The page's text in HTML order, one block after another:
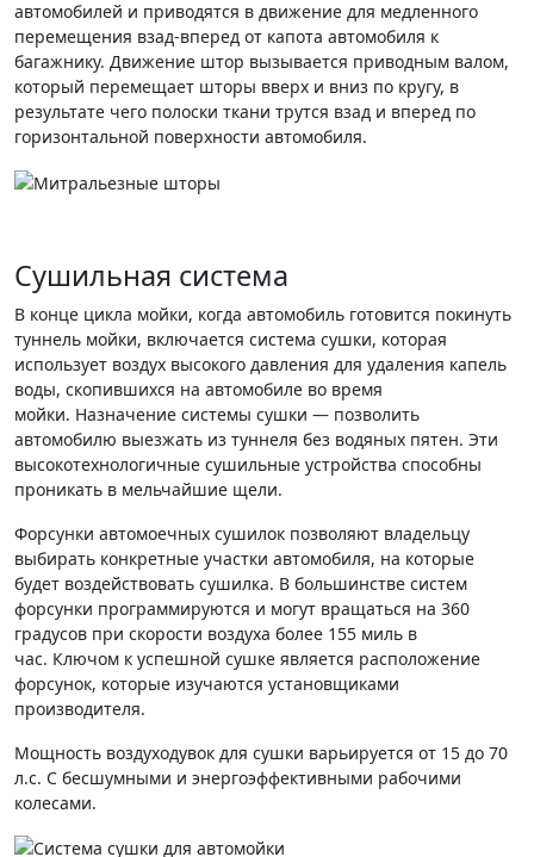
автомобилей и приводятся в движение для медленного
перемещения взад-вперед от капота автомобиля к
багажнику. Движение штор вызывается приводным валом,
который перемещает шторы вверх и вниз по кругу, в
результате чего полоски ткани трутся взад и вперед по
горизонтальной поверхности автомобиля.
Сушильная система
В конце цикла мойки, когда автомобиль готовится покинуть
туннель мойки, включается система сушки, которая
использует воздух высокого давления для удаления капель
воды, скопившихся на автомобиле во время
мойки. Назначение системы сушки — позволить
автомобилю выезжать из туннеля без водяных пятен. Эти
высокотехнологичные сушильные устройства способны
проникать в мельчайшие щели.
Форсунки автомоечных сушилок позволяют владельцу
выбирать конкретные участки автомобиля, на которые
будет воздействовать сушилка. В большинстве систем
форсунки программируются и могут вращаться на 360
градусов при скорости воздуха более 155 миль в
час. Ключом к успешной сушке является расположение
форсунок, которые изучаются установщиками
производителя.
Мощность воздуходувок для сушки варьируется от 15 до 70
л.с. С бесшумными и энергоэффективными рабочими
колесами.